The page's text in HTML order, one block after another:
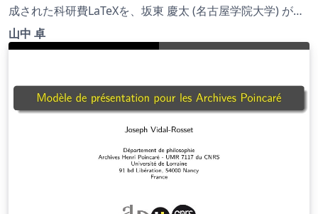
成された科研費LaTeXを、坂東 慶太 (名古屋学院大学) が了
承を得てテンプレート登録しています。 詳細はこちら↓を
ご確認ください。 http://osksn2.hep.sci.osaka-
山中 卓